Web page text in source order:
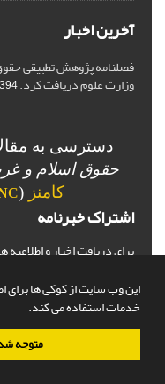
این وب سایت از کوکی ها برای
خدمات استفاده می کند.
متوجه
آخرین اخبار
فصلنامه پژوهش تطبیقی
وزارت علوم دریافت کرد.10-07
دسترسی به
حقوق اسلام و
کامنز (
اشتراک خبرنامه
برای دریافت اخبار و